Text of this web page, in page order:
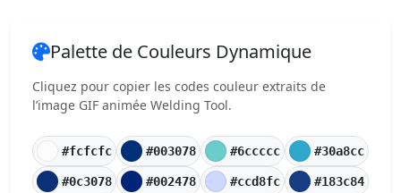
Palette de Couleurs Dynamique
Cliquez pour copier les codes couleur extraits de
l’image GIF animée Welding Tool.
#fcfcfc #003078 #6ccccc #30a8cc
#0c3078 #002478 #ccd8fc #183c84